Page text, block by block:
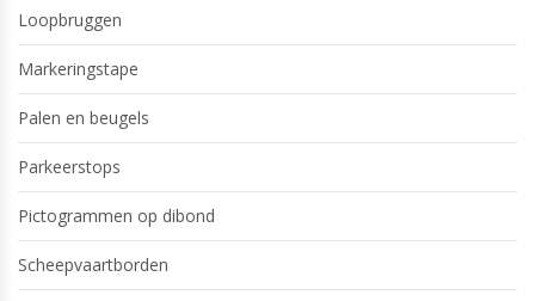
Loopbruggen
Markeringstape
Palen en beugels
Parkeerstops
Pictogrammen op dibond
Scheepvaartborden